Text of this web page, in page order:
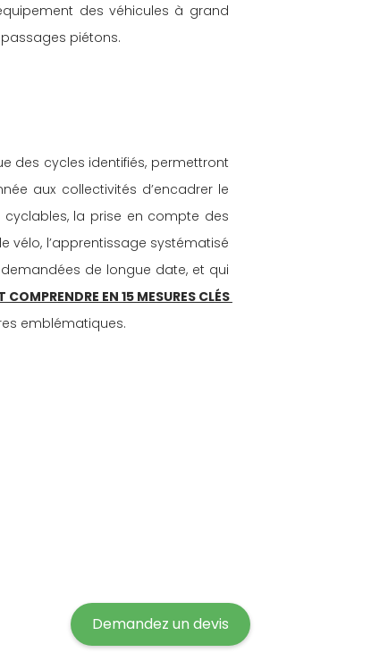
des véhicules à grand
piétons.
des cycles identifiés, permettront
aux collectivités d’encadrer le
la prise en compte des
vélo, l’apprentissage systématisé
de longue date, et qui
EN 15 MESURES CLÉS
emblématiques.
Demandez un devis